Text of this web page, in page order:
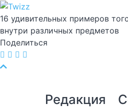
16 удивительных примеров
внутри различных предметов
Поделиться
Редакция